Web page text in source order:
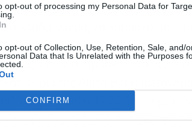
opt-out of processing my Personal Data for
opt-out of Collection, Use, Retention, Sale, and/
Data that Is Unrelated with the Purposes
CONFIRM
και ειδικότερα στο retail
κλάδο. Χωρίς να λαμβάνονται
και με βάση τα
επαναλαμβανόμενα κέρδη
ευρώ της Attica Bank
πελατών 12,24 δισ. ευρώ,
ευρώ, έναντι 3,28 δισ. ευρώ της